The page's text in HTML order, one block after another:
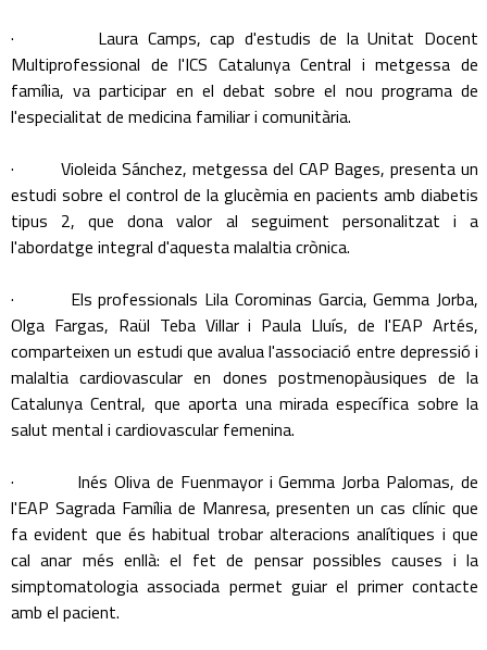
· Laura Camps, cap d'estudis de la Unitat Docent
Multiprofessional de l'ICS Catalunya Central i metgessa de
família, va participar en el debat sobre el nou programa de
l'especialitat de medicina familiar i comunitària.
· Violeida Sánchez, metgessa del CAP Bages, presenta un
estudi sobre el control de la glucèmia en pacients amb diabetis
tipus 2, que dona valor al seguiment personalitzat i a
l'abordatge integral d'aquesta malaltia crònica.
· Els professionals Lila Corominas Garcia, Gemma Jorba,
Olga Fargas, Raül Teba Villar i Paula Lluís, de l'EAP Artés,
comparteixen un estudi que avalua l'associació entre depressió i
malaltia cardiovascular en dones postmenopàusiques de la
Catalunya Central, que aporta una mirada específica sobre la
salut mental i cardiovascular femenina.
· Inés Oliva de Fuenmayor i Gemma Jorba Palomas, de
l'EAP Sagrada Família de Manresa, presenten un cas clínic que
fa evident que és habitual trobar alteracions analítiques i que
cal anar més enllà: el fet de pensar possibles causes i la
simptomatologia associada permet guiar el primer contacte
amb el pacient.